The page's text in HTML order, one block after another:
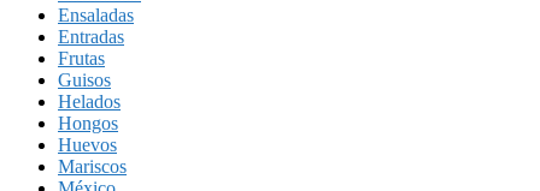
Ensaladas
Entradas
Frutas
Guisos
Helados
Hongos
Huevos
Mariscos